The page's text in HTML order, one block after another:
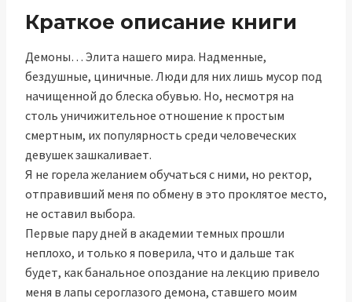
Краткое описание книги
Демоны… Элита нашего мира. Надменные,
бездушные, циничные. Люди для них лишь мусор под
начищенной до блеска обувью. Но, несмотря на
столь уничижительное отношение к простым
смертным, их популярность среди человеческих
девушек зашкаливает.
Я не горела желанием обучаться с ними, но ректор,
отправивший меня по обмену в это проклятое место,
не оставил выбора.
Первые пару дней в академии темных прошли
неплохо, и только я поверила, что и дальше так
будет, как банальное опоздание на лекцию привело
меня в лапы сероглазого демона, ставшего моим